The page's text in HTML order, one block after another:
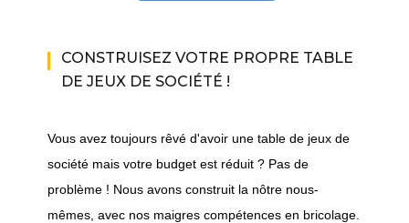
CONSTRUISEZ VOTRE PROPRE TABLE
DE JEUX DE SOCIÉTÉ !
Vous avez toujours rêvé d'avoir une table de jeux de
société mais votre budget est réduit ? Pas de
problème ! Nous avons construit la nôtre nous-
mêmes, avec nos maigres compétences en bricolage.